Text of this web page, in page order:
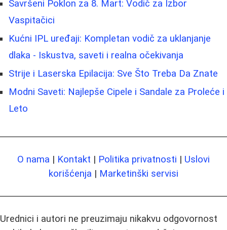
Savršeni Poklon za 8. Mart: Vodič za Izbor
Vaspitačici
Kućni IPL uređaji: Kompletan vodič za uklanjanje
dlaka - Iskustva, saveti i realna očekivanja
Strije i Laserska Epilacija: Sve Što Treba Da Znate
Modni Saveti: Najlepše Cipele i Sandale za Proleće i
Leto
O nama | Kontakt | Politika privatnosti | Uslovi
korišćenja | Marketinški servisi
Urednici i autori ne preuzimaju nikakvu odgovornost